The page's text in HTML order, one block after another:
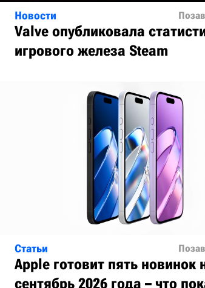
Новости
Valve опубликовала
игрового железа Steam
Статьи
Apple готовит пять новинок
сентябрь 2026 года – что